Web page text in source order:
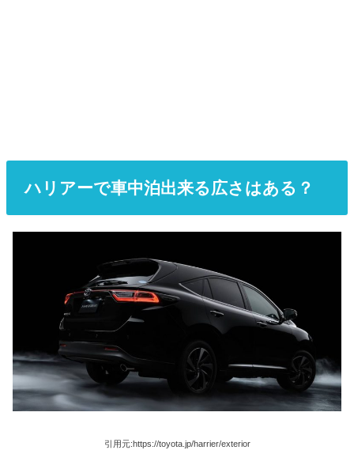
ハリアーで車中泊出来る広さはある？
引用元:https://toyota.jp/harrier/exterior